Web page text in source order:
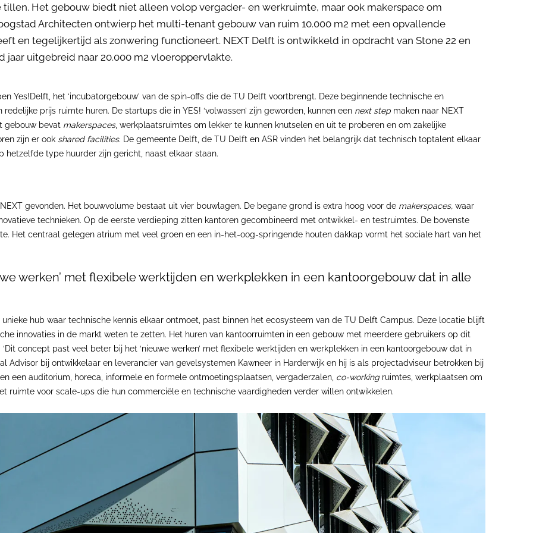
Het gebouw biedt niet alleen volop vergader- en werkruimte, maar ook makerspace om
Architecten ontwierp het multi-tenant gebouw van ruim 10.000 m2 met een opvallende
en tegelijkertijd als zonwering functioneert. NEXT Delft is ontwikkeld in opdracht van Stone 22 en
jaar uitgebreid naar 20.000 m2 vloeroppervlakte.
Yes!Delft, het ‘incubatorgebouw’ van de spin-offs die de TU Delft voortbrengt. Deze beginnende technische en
prijs ruimte huren. De startups die in YES! ‘volwassen’ zijn geworden, kunnen een next step maken naar NEXT
gebouw bevat makerspaces, werkplaatsruimtes om lekker te kunnen knutselen en uit te proberen en om zakelijke
zijn er ook shared facilities. De gemeente Delft, de TU Delft en ASR vinden het belangrijk dat technisch toptalent elkaar
type huurder zijn gericht, naast elkaar staan.
gevonden. Het bouwvolume bestaat uit vier bouwlagen. De begane grond is extra hoog voor de makerspaces, waar
technieken. Op de eerste verdieping zitten kantoren gecombineerd met ontwikkel- en testruimtes. De bovenste
Het centraal gelegen atrium met veel groen en een in-het-oog-springende houten dakkap vormt het sociale hart van het
werken’ met flexibele werktijden en werkplekken in een kantoorgebouw dat in alle
hub waar technische kennis elkaar ontmoet, past binnen het ecosysteem van de TU Delft Campus. Deze locatie blijft
innovaties in de markt weten te zetten. Het huren van kantoorruimten in een gebouw met meerdere gebruikers op dit
concept past veel beter bij het ‘nieuwe werken’ met flexibele werktijden en werkplekken in een kantoorgebouw dat in
Advisor bij ontwikkelaar en leverancier van gevelsystemen Kawneer in Harderwijk en hij is als projectadviseur betrokken bij
een auditorium, horeca, informele en formele ontmoetingsplaatsen, vergaderzalen, co-workingruimtes, werkplaatsen om
ruimte voor scale-ups die hun commerciële en technische vaardigheden verder willen ontwikkelen.